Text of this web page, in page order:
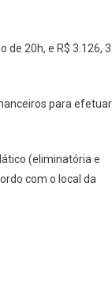
20h, e R$ 3.126,
para efetuar
(eliminatória e
com o local da